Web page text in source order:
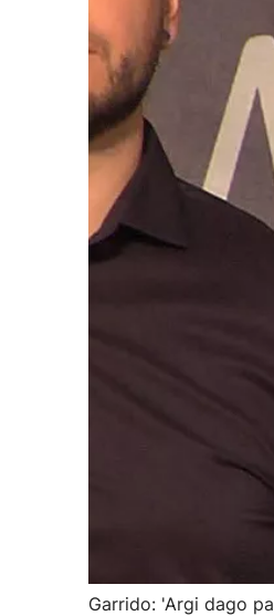
Garrido: 'Argi dago